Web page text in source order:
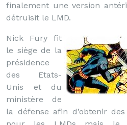
finalement une version
détruisit le LMD.
Nick Fury fit
le siège de la
présidence
des Etats-
Unis et du
ministère de
la défense afin d’obtenir